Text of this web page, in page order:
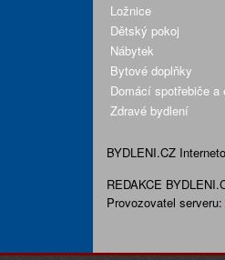
Ložnice
Dětský pokoj
Nábytek
Bytové doplňky
Domácí spotřebiče a
Zdravé bydlení
BYDLENI.CZ
REDAKCE
Provozovatel serveru: